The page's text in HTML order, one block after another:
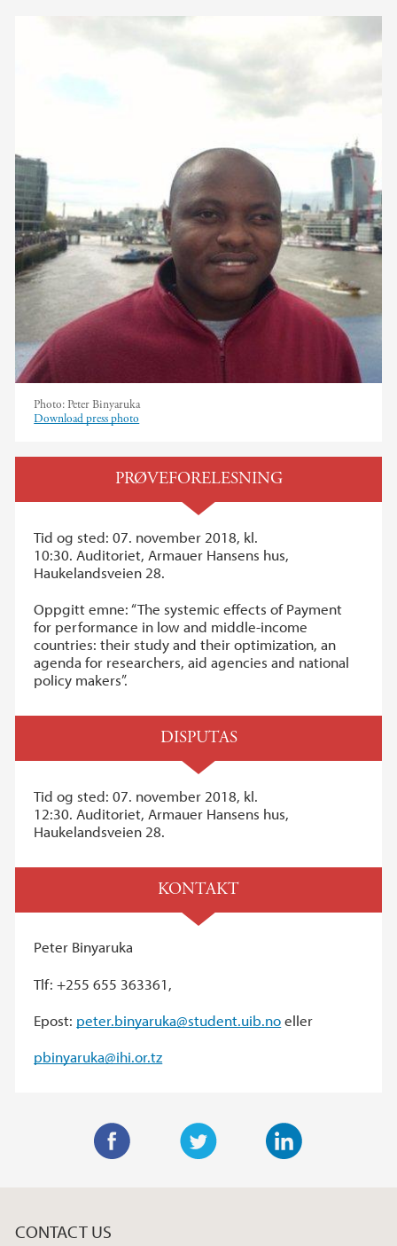
Photo: Peter Binyaruka
Download press photo
PRØVEFORELESNING
Tid og sted: 07. november 2018, kl.
10:30. Auditoriet, Armauer Hansens hus,
Haukelandsveien 28.
Oppgitt emne: “The systemic effects of Payment
for performance in low and middle-income
countries: their study and their optimization, an
agenda for researchers, aid agencies and national
policy makers”.
DISPUTAS
Tid og sted: 07. november 2018, kl.
12:30. Auditoriet, Armauer Hansens hus,
Haukelandsveien 28.
KONTAKT
Peter Binyaruka
Tlf: +255 655 363361,
Epost: peter.binyaruka@student.uib.noeller
pbinyaruka@ihi.or.tz
e
CONTACT US